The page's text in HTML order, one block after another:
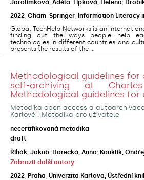
Jarolímková, Adéla; Lipková, Helena;
2022 Cham Springer Information Literacy
Global TechHelp Networks is an
finding out the ways people help
technologies in different countries and
presents the results of the ...
Methodological guidelines for
self-archiving at
Methodological guidelines for
Metodika open access a
Karlově : Metodika pro uživatele
necertifikovaná metodika
draft
Řihák, Jakub; Horecká, Anna; Kouklík,
Zobrazit další autory
2022 Praha Univerzita Karlova, Ústřední